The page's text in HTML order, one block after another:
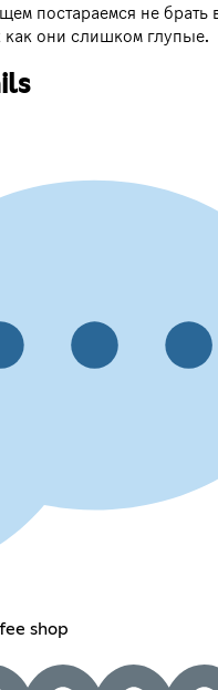
постараемся не брать
как они слишком глупые.
shop